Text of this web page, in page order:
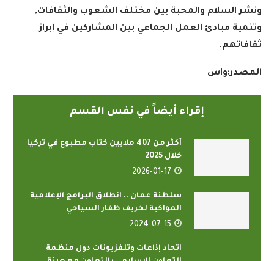
ونشر السلام والمحبة بين مختلف الشعوب والثقافات,
وتنمية مبادئ العمل الجماعي بين المشاركين في إبراز
ثقافاتهم.
المصدر:واس
إقراء أيضاً في نفس القسم
أكثر من 407 ملايين كتاب مطبوع في تركيا
خلال 2025
2026-01-17
سلطنة عمان .. انطلاق البرامج الإعلامية
المواكبة لخريف ظفار السياحي
2024-07-15
اتحاد إذاعات وتلفزيونات دول منظمة